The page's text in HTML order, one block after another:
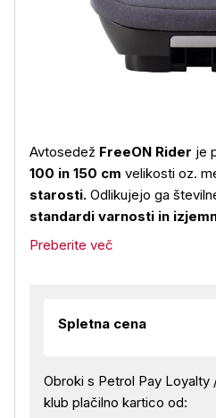
Avtosedež FreeON Rider je
100 in 150 cm velikosti oz.
starosti. Odlikujejo ga
standardi varnosti in
Preberite več
Spletna cena
Obroki s Petrol Pay Loyalty
klub plačilno kartico od: